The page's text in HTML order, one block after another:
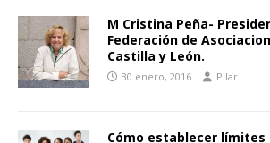
M Cristina Peña-
Federación de
Castilla y León.
30 enero, 2016 Pilar
Cómo establecer límites